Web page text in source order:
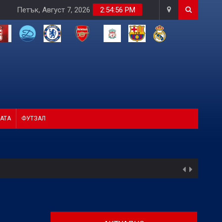
2:54:57 PM
Петък, Август 7, 2026
ФУТЗАЛ